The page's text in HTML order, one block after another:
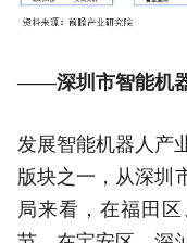
——深圳市智能机
发展智能机器人产
版块之一，从深圳
局来看，在福田